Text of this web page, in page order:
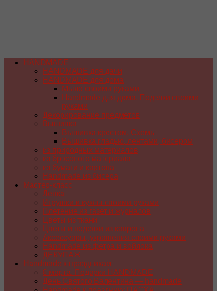
HANDMADE
HANDMADE для дачи
HANDMADE для дома
Мыло своими руками
Handmade для дома. Поделки своими
руками
Декорирование предметов
Вышивка
Вышивка крестом. Схемы
Вышивка гладью, лентами, бисером
из природных материалов
из бросового материала
из бумаги и картона
Handmade из бисера
Мастер-класс
Лепка
Игрушки и куклы своими руками
Плетение из газет и журналов
Цветы из ткани
Цветы и поделки из капрона
Аксессуары, украшения своими руками
Handmade из фетра и войлока
ДЕКУПАЖ
Handmade к праздникам
8 марта. Подарки HANDMADE
День Святого Валентина — handmade